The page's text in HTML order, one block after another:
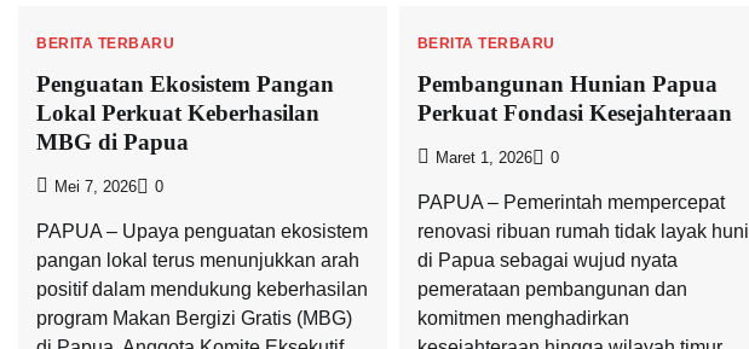
BERITA TERBARU
Penguatan Ekosistem Pangan
Lokal Perkuat Keberhasilan
MBG di Papua
Mei 7, 2026 0
PAPUA – Upaya penguatan ekosistem
pangan lokal terus menunjukkan arah
positif dalam mendukung keberhasilan
program Makan Bergizi Gratis (MBG)
BERITA TERBARU
Pembangunan Hunian Papua
Perkuat Fondasi Kesejahteraan
Maret 1, 2026 0
PAPUA – Pemerintah mempercepat
renovasi ribuan rumah tidak layak huni
di Papua sebagai wujud nyata
pemerataan pembangunan dan
komitmen menghadirkan